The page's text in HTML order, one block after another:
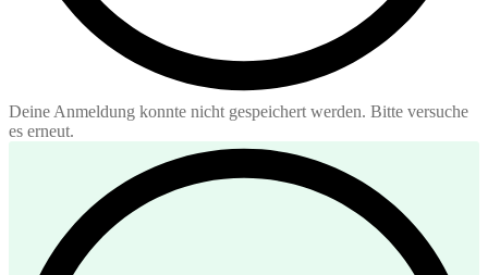
Deine Anmeldung konnte nicht gespeichert werden. Bitte versuche
es erneut.